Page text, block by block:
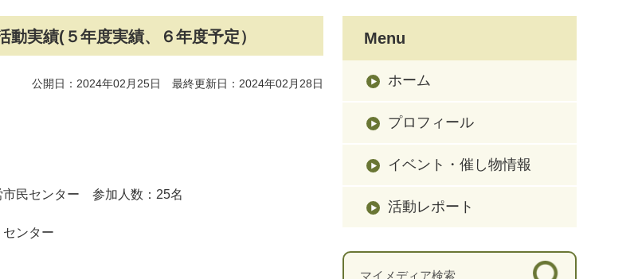
実績(５年度実績、６年度予定）
公開日：2024年02月25日 最終更新日：2024年02月28日
民センター 参加人数：25名
ンター
Menu
ホーム
プロフィール
イベント・催し物情報
活動レポート